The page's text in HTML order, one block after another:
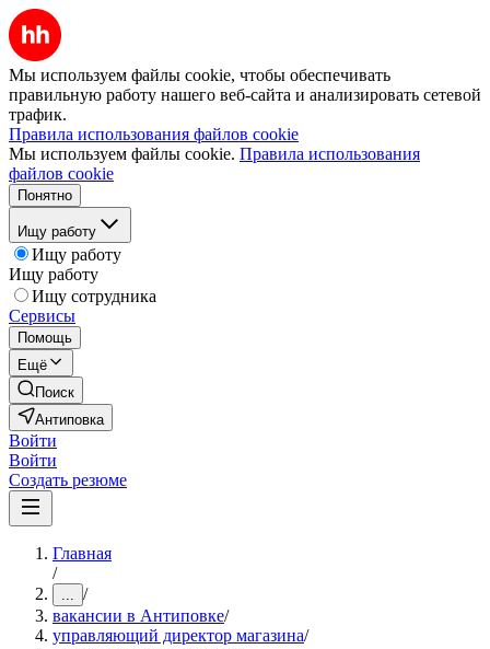
Мы используем файлы cookie, чтобы обеспечивать
правильную работу нашего веб-сайта и анализировать сетевой
трафик.
Правила использования файлов cookie
Мы используем файлы cookie. Правила использования
файлов cookie
Понятно
Ищу работу
Ищу работу
Ищу работу
Ищу сотрудника
Сервисы
Помощь
Ещё
Поиск
Антиповка
Войти
Войти
Создать резюме
Главная
/
... /
вакансии в Антиповке/
управляющий директор магазина/